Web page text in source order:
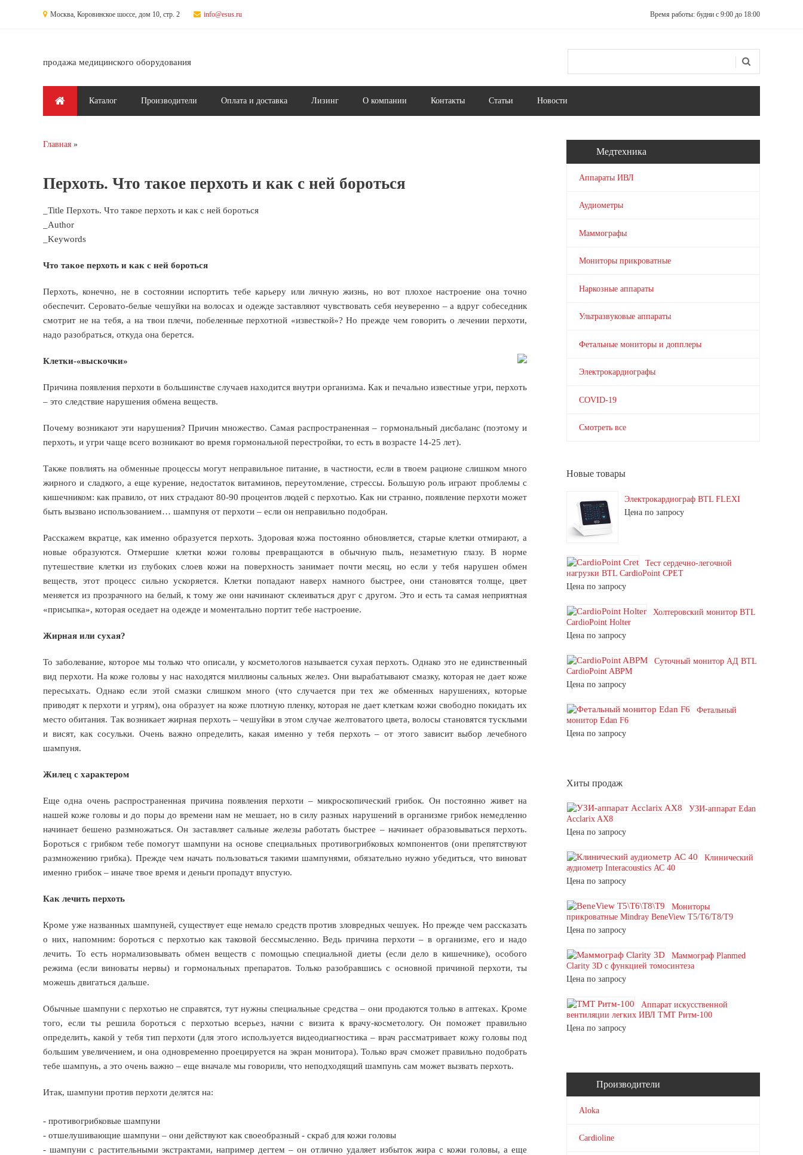
Москва, Коровинское шоссе, дом 10, стр. 2 info@esus.ru Время работы: будни с 9:00 до 18:00
продажа медицинского оборудования
Главное менюКаталог Производители Оплата и доставка Лизинг О компании Контакты Статьи Новости
Вы здесь
Главная
Перхоть. Что такое перхоть и как с ней бороться
_Title Перхоть. Что такое перхоть и как с ней бороться
_Author
_Keywords
Что такое перхоть и как с ней бороться
Перхоть, конечно, не в состоянии испортить тебе карьеру или личную жизнь, но вот плохое настроение она точно
обеспечит. Серовато-белые чешуйки на волосах и одежде заставляют чувствовать себя неуверенно – а вдруг собеседник
смотрит не на тебя, а на твои плечи, побеленные перхотной «известкой»? Но прежде чем говорить о лечении перхоти,
надо разобраться, откуда она берется.
Клетки-«выскочки»
Причина появления перхоти в большинстве случаев находится внутри организма. Как и печально известные угри, перхоть
– это следствие нарушения обмена веществ.
Почему возникают эти нарушения? Причин множество. Самая распространенная – гормональный дисбаланс (поэтому и
перхоть, и угри чаще всего возникают во время гормональной перестройки, то есть в возрасте 14-25 лет).
Также повлиять на обменные процессы могут неправильное питание, в частности, если в твоем рационе слишком много
жирного и сладкого, а еще курение, недостаток витаминов, переутомление, стрессы. Большую роль играют проблемы с
кишечником: как правило, от них страдают 80-90 процентов людей с перхотью. Как ни странно, появление перхоти может
быть вызвано использованием… шампуня от перхоти – если он неправильно подобран.
Расскажем вкратце, как именно образуется перхоть. Здоровая кожа постоянно обновляется, старые клетки отмирают, а
новые образуются. Отмершие клетки кожи головы превращаются в обычную пыль, незаметную глазу. В норме
путешествие клетки из глубоких слоев кожи на поверхность занимает почти месяц, но если у тебя нарушен обмен
веществ, этот процесс сильно ускоряется. Клетки попадают наверх намного быстрее, они становятся толще, цвет
меняется из прозрачного на белый, к тому же они начинают склеиваться друг с другом. Это и есть та самая неприятная
«присыпка», которая оседает на одежде и моментально портит тебе настроение.
Жирная или сухая?
То заболевание, которое мы только что описали, у косметологов называется сухая перхоть. Однако это не единственный
вид перхоти. На коже головы у нас находятся миллионы сальных желез. Они вырабатывают смазку, которая не дает коже
пересыхать. Однако если этой смазки слишком много (что случается при тех же обменных нарушениях, которые
приводят к перхоти и угрям), она образует на коже плотную пленку, которая не дает клеткам кожи свободно покидать их
место обитания. Так возникает жирная перхоть – чешуйки в этом случае желтоватого цвета, волосы становятся тусклыми
и висят, как сосульки. Очень важно определить, какая именно у тебя перхоть – от этого зависит выбор лечебного
шампуня.
Жилец с характером
Еще одна очень распространенная причина появления перхоти – микроскопический грибок. Он постоянно живет на
нашей коже головы и до поры до времени нам не мешает, но в силу разных нарушений в организме грибок немедленно
начинает бешено размножаться. Он заставляет сальные железы работать быстрее – начинает образовываться перхоть.
Бороться с грибком тебе помогут шампуни на основе специальных противогрибковых компонентов (они препятствуют
размножению грибка). Прежде чем начать пользоваться такими шампунями, обязательно нужно убедиться, что виноват
именно грибок – иначе твое время и деньги пропадут впустую.
Как лечить перхоть
Кроме уже названных шампуней, существует еще немало средств против зловредных чешуек. Но прежде чем рассказать
о них, напомним: бороться с перхотью как таковой бессмысленно. Ведь причина перхоти – в организме, его и надо
лечить. То есть нормализовывать обмен веществ с помощью специальной диеты (если дело в кишечнике), особого
режима (если виноваты нервы) и гормональных препаратов. Только разобравшись с основной причиной перхоти, ты
можешь двигаться дальше.
Обычные шампуни с перхотью не справятся, тут нужны специальные средства – они продаются только в аптеках. Кроме
того, если ты решила бороться с перхотью всерьез, начни с визита к врачу-косметологу. Он поможет правильно
определить, какой у тебя тип перхоти (для этого используется видеодиагностика – врач рассматривает кожу головы под
большим увеличением, и она одновременно проецируется на экран монитора). Только врач сможет правильно подобрать
тебе шампунь, а это очень важно – еще вначале мы говорили, что неподходящий шампунь сам может вызвать перхоть.
Итак, шампуни против перхоти делятся на:
- противогрибковые шампуни
- отшелушивающие шампуни – они действуют как своеобразный - скраб для кожи головы
- шампуни с растительными экстрактами, например дегтем – он отлично удаляет избыток жира с кожи головы, а еще
Медтехника
Аппараты ИВЛ
Аудиометры
Маммографы
Мониторы прикроватные
Наркозные аппараты
Ультразвуковые аппараты
Фетальные мониторы и допплеры
Электрокардиографы
COVID-19
Смотреть все
Новые товары
Электрокардиограф BTL FLEXI
Цена по запросу
Тест сердечно-легочной
нагрузки BTL CardioPoint CPET
Цена по запросу
Холтеровский монитор BTL
CardioPoint Holter
Цена по запросу
Суточный монитор АД BTL
CardioPoint ABPM
Цена по запросу
Фетальный
монитор Edan F6
Цена по запросу
Хиты продаж
УЗИ-аппарат Edan
Acclarix AX8
Цена по запросу
Клинический
аудиометр Interacoustics АС 40
Цена по запросу
Мониторы
прикроватные Mindray BeneView T5/T6/T8/T9
Цена по запросу
Маммограф Planmed
Clarity 3D с функцией томосинтеза
Цена по запросу
Аппарат искусственной
вентиляции легких ИВЛ ТМТ Ритм-100
Цена по запросу
Производители
Aloka
Cardioline